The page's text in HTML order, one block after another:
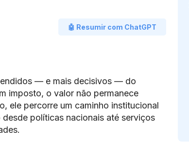
🤖 Resumir com ChatGPT
— e mais decisivos — do
imposto, o valor não permanece
ele percorre um caminho institucional
políticas nacionais até serviços